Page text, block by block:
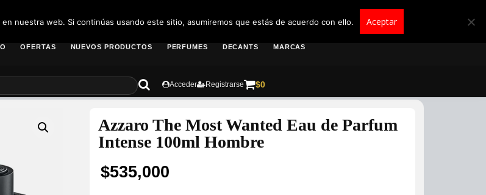
OFERTAS NUEVOS PRODUCTOS PERFUMES DECANTS MARCAS
Acceder Registrarse $0
Azzaro The Most Wanted Eau de Parfum
Intense 100ml Hombre
$535,000
nuestra web. Si continúas usando este sitio, asumiremos que estás de acuerdo con ello. Aceptar